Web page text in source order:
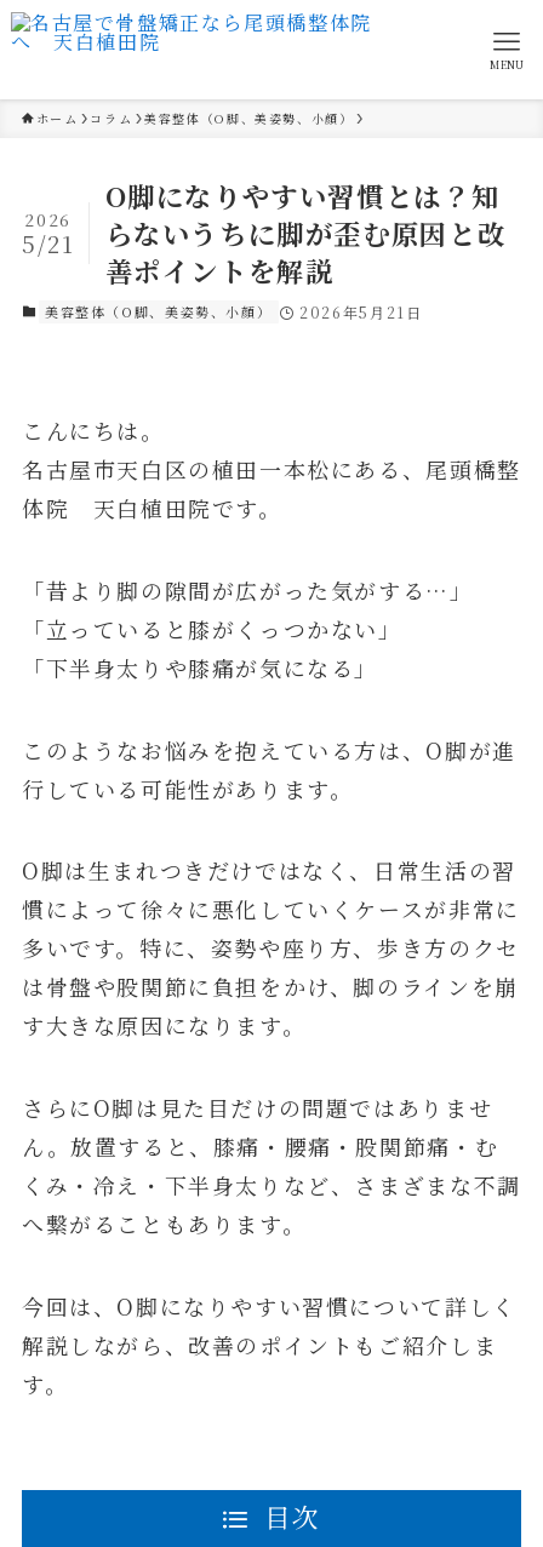
MENU
ホーム コラム 美容整体（O脚、美姿勢、小顔）
O脚になりやすい習慣とは？知
らないうちに脚が歪む原因と改
善ポイントを解説
2026
5/21
美容整体（O脚、美姿勢、小顔） 2026年5月21日
こんにちは。
名古屋市天白区の植田一本松にある、尾頭橋整
体院 天白植田院です。
「昔より脚の隙間が広がった気がする…」
「立っていると膝がくっつかない」
「下半身太りや膝痛が気になる」
このようなお悩みを抱えている方は、O脚が進
行している可能性があります。
O脚は生まれつきだけではなく、日常生活の習
慣によって徐々に悪化していくケースが非常に
多いです。特に、姿勢や座り方、歩き方のクセ
は骨盤や股関節に負担をかけ、脚のラインを崩
す大きな原因になります。
さらにO脚は見た目だけの問題ではありませ
ん。放置すると、膝痛・腰痛・股関節痛・む
くみ・冷え・下半身太りなど、さまざまな不調
へ繋がることもあります。
今回は、O脚になりやすい習慣について詳しく
解説しながら、改善のポイントもご紹介しま
す。
目次